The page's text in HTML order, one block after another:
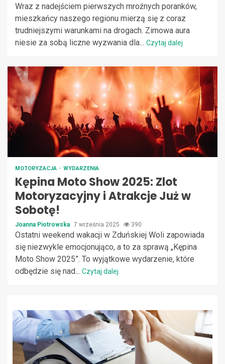
Wraz z nadejściem pierwszych mroźnych poranków,
mieszkańcy naszego regionu mierzą się z coraz
trudniejszymi warunkami na drogach. Zimowa aura
niesie za sobą liczne wyzwania dla... Czytaj dalej
MOTORYZACJA WYDARZENIA
Kępina Moto Show 2025: Zlot
Motoryzacyjny i Atrakcje Już w
Sobotę!
Joanna Piotrowska 7 września 2025 390
Ostatni weekend wakacji w Zduńskiej Woli zapowiada
się niezwykle emocjonująco, a to za sprawą „Kępina
Moto Show 2025”. To wyjątkowe wydarzenie, które
odbędzie się nad... Czytaj dalej